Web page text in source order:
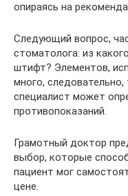
опираясь на
Следующий вопрос,
стоматолога: из
штифт? Элементов,
много,
специалист может
противопоказаний.
Грамотный доктор
выбор, которые
пациент мог
цене.